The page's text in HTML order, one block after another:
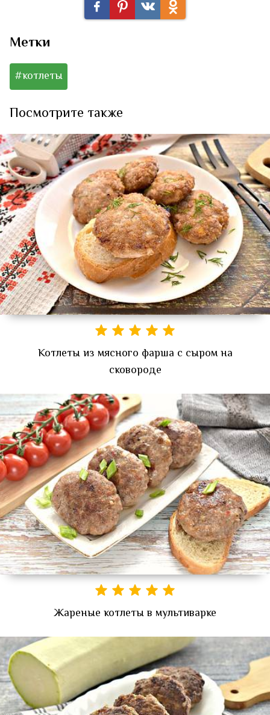
Метки
#котлеты
Посмотрите также
Котлеты из мясного фарша с сыром на
сковороде
Жареные котлеты в мультиварке